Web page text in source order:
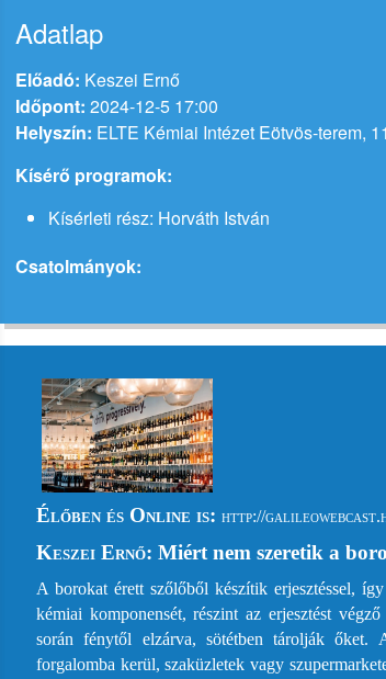
Adatlap
Előadó: Keszei Ernő
Időpont: 2024-12-5 17:00
Helyszín: ELTE Kémiai Intézet Eötvös-terem,
Kísérő programok:
Kísérleti rész: Horváth István
Csatolmányok:
Élőben és Online is: http://
Keszei Ernő: Miért nem szeretik a
A borokat érett szőlőből készítik erjesztéssel,
kémiai komponensét, részint az erjesztést
során fénytől elzárva, sötétben tárolják őket.
forgalomba kerül, szaküzletek vagy